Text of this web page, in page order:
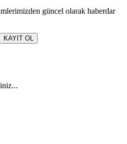
güncel olarak haberdar
KAYIT OL